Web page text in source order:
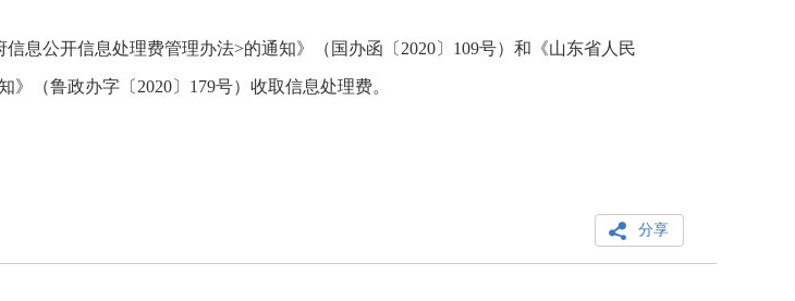
息公开信息处理费管理办法>的通知》（国办函〔2020〕109号）和《山东省人民
（鲁政办字〔2020〕179号）收取信息处理费。
分享